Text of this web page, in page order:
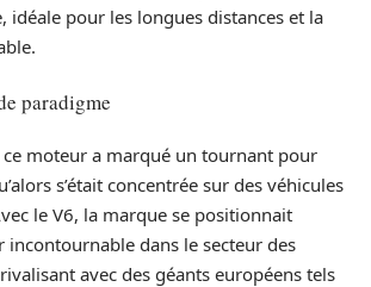
idéale pour les longues distances et la
paradigme
ce moteur a marqué un tournant pour
s’était concentrée sur des véhicules
le V6, la marque se positionnait
incontournable dans le secteur des
avec des géants européens tels